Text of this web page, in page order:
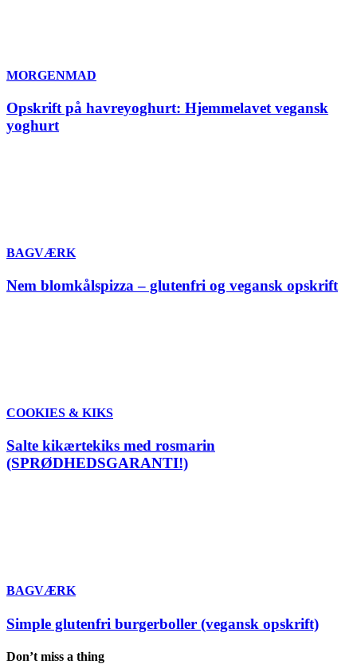
MORGENMAD
Opskrift på havreyoghurt: Hjemmelavet vegansk
yoghurt
BAGVÆRK
Nem blomkålspizza – glutenfri og vegansk opskrift
COOKIES & KIKS
Salte kikærtekiks med rosmarin
(SPRØDHEDSGARANTI!)
BAGVÆRK
Simple glutenfri burgerboller (vegansk opskrift)
Don’t miss a thing